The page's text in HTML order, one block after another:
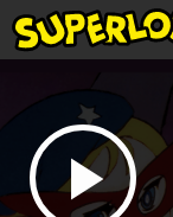
play_arrow